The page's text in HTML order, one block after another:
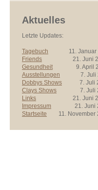
Aktuelles
Letzte Updates:
Tagebuch 11. Januar
Friends 21. Juni
Gesundheit9. April
Ausstellungen 7. Juli
Dobbys Shows 7. Juli
Clays Shows 7. Juli
Links 21. Juni
Impressum 21. Juni
Startseite 11. November